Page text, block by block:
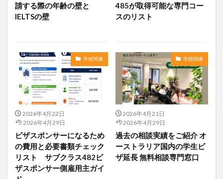
請する際の年齢の壁と
IELTSの壁
485が取得可能な専門コー
スのリスト
学校関連
2026年4月22日
2026年4月29日
ビザスポンサーになるため
の費用と必要書類チェック
リスト サブクラス482ビ
ザスポンサー側雇用主ガイ
学校関連
2026年4月21日
2026年4月29日
過去の相談実績をご紹介 オ
ーストラリア国内の学生ビ
ザ延長 無料相談専門窓口